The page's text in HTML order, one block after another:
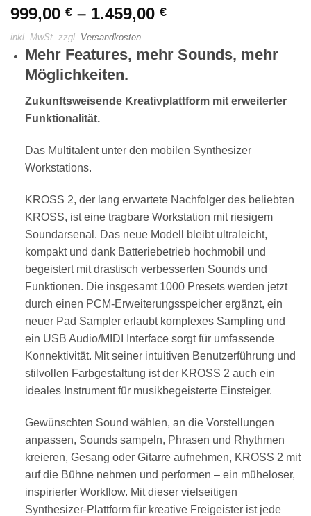
999,00 € – 1.459,00 €
inkl. MwSt. zzgl. Versandkosten
Mehr Features, mehr Sounds, mehr
Möglichkeiten.
Zukunftsweisende Kreativplattform mit erweiterter
Funktionalität.
Das Multitalent unter den mobilen Synthesizer
Workstations.
KROSS 2, der lang erwartete Nachfolger des beliebten
KROSS, ist eine tragbare Workstation mit riesigem
Soundarsenal. Das neue Modell bleibt ultraleicht,
kompakt und dank Batteriebetrieb hochmobil und
begeistert mit drastisch verbesserten Sounds und
Funktionen. Die insgesamt 1000 Presets werden jetzt
durch einen PCM-Erweiterungsspeicher ergänzt, ein
neuer Pad Sampler erlaubt komplexes Sampling und
ein USB Audio/MIDI Interface sorgt für umfassende
Konnektivität. Mit seiner intuitiven Benutzerführung und
stilvollen Farbgestaltung ist der KROSS 2 auch ein
ideales Instrument für musikbegeisterte Einsteiger.
Gewünschten Sound wählen, an die Vorstellungen
anpassen, Sounds sampeln, Phrasen und Rhythmen
kreieren, Gesang oder Gitarre aufnehmen, KROSS 2 mit
auf die Bühne nehmen und performen – ein müheloser,
inspirierter Workflow. Mit dieser vielseitigen
Synthesizer-Plattform für kreative Freigeister ist jede